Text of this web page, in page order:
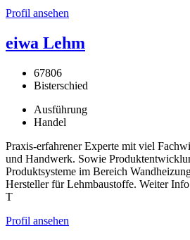
Profil ansehen
eiwa Lehm
67806
Bisterschied
Ausführung
Handel
Praxis-erfahrener Experte mit viel
und Handwerk. Sowie
Produktsysteme im Bereich
Hersteller für Lehmbaustoffe. Weiter
T
Profil ansehen